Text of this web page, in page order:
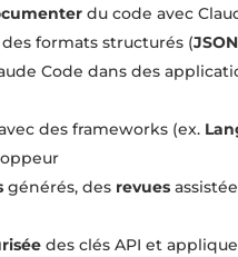
du code avec
formats structurés (JSON
Code dans des
des frameworks (ex.
générés, des revues
des clés API et